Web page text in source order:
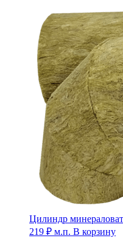
Цилиндр
219 ₽ м.п. В корзину